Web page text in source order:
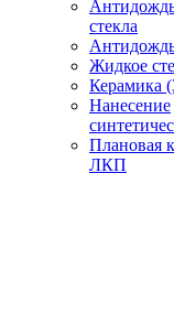
стекла
Жидкое
Керамика
Нанесение
Плановая
ЛКП